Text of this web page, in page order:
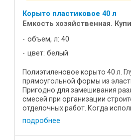
Корыто пластиковое 40 л
Емкость хозяйственная.
объем, л: 40
цвет: белый
Полиэтиленовое корыто 40 л.
прямоугольной формы из
Пригодно для замешивания
смесей при организации
отделочных работ. Когда
шпатель — применение
подробнее